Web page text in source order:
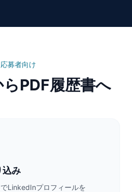
応募者向け
PDF履歴書へ
込み
LinkedInプロフィールを